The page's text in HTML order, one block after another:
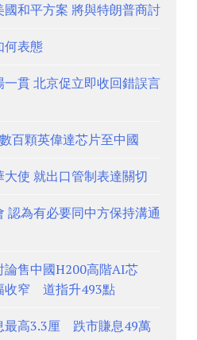
和平方案 將與特朗普商討
何表態
貫 北京促立即收回錯誤言
百顆英偉達芯片至中國
使 就出口管制表達關切
認為有必要同中方保持溝通
論售中國H200高階AI芯
窄 道指升493點
最高3.3厘 跌市賺息49萬